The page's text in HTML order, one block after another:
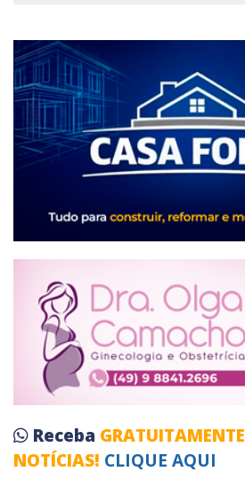
Receba GRATUITAMENTE
NOTÍCIAS! CLIQUE AQUI